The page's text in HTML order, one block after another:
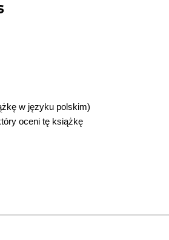
w języku polskim)
oceni tę książkę